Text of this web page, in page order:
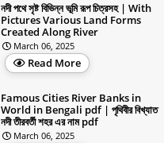
নদী পথে সৃষ্ট বিভিন্ন ভূমি রূপ চিত্রসহ | With
Pictures Various Land Forms
Created Along River
March 06, 2025
Read More
Famous Cities River Banks in
World in Bengali pdf | পৃথিবীর বিখ্যাত
নদী তীরবর্তী শহর এর নাম pdf
March 06, 2025